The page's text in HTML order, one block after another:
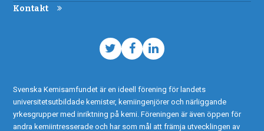
Kontakt
TwitterFacebook
LinkedIn
Svenska Kemisamfundet är en ideell förening för landets
universitetsutbildade kemister, kemiingenjörer och närliggande
yrkesgrupper med inriktning på kemi. Föreningen är även öppen för
andra kemiintresserade och har som mål att främja utvecklingen av